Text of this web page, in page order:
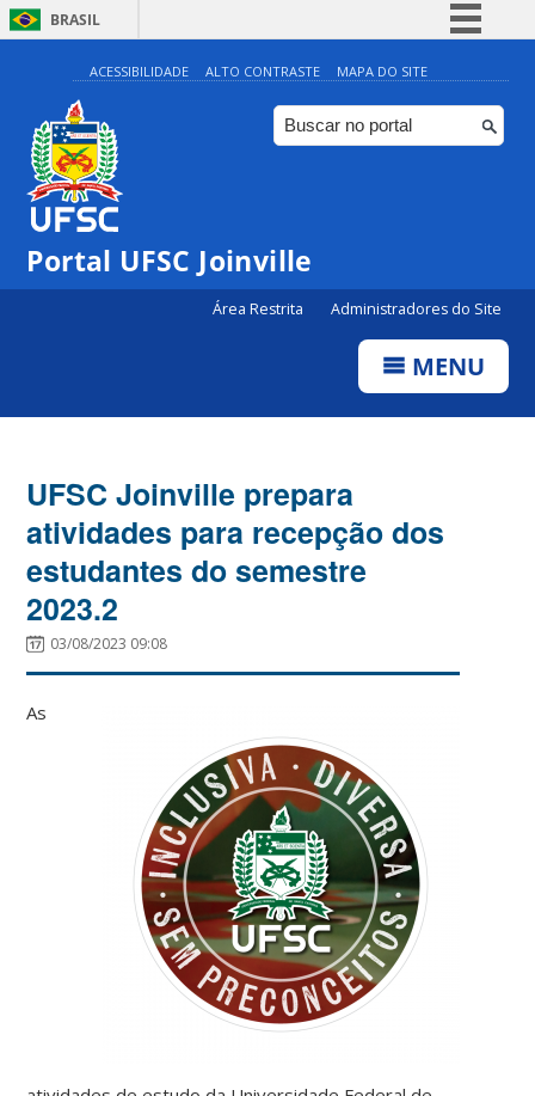
BRASIL
Simplifique!
Comunica BR
Participe
ACESSIBILIDADE ALTO CONTRASTE MAPA DO SITE
Portal UFSC Joinville
Área Restrita Administradores do Site
MENU
UFSC Joinville prepara
atividades para recepção dos
estudantes do semestre
2023.2
03/08/2023 09:08
As